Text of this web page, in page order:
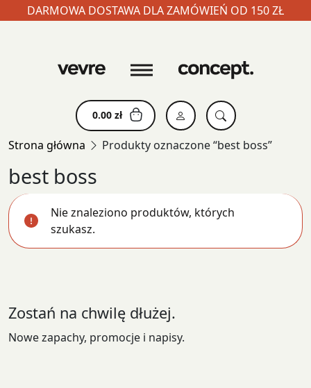
DARMOWA DOSTAWA DLA ZAMÓWIEŃ OD 150 ZŁ
0.00 zł
Strona główna Produkty oznaczone “best boss”
best boss
Nie znaleziono produktów, których
szukasz.
Zostań na chwilę dłużej.
Nowe zapachy, promocje i napisy.